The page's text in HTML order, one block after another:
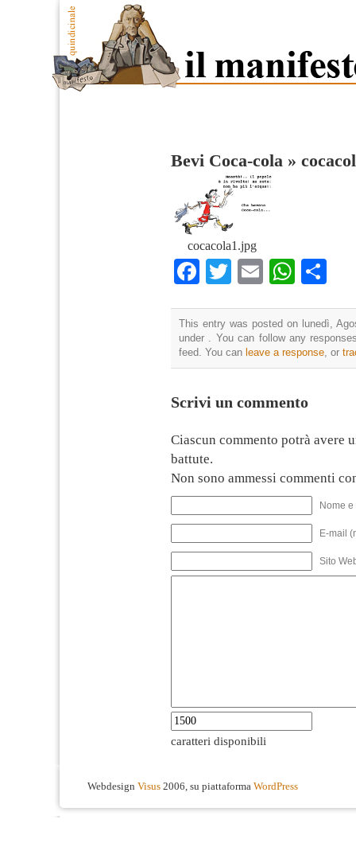
Bevi Coca-cola »
cocacola1.jpg
Facebook
TwitterEmail
This entry was posted on lunedì,
under . You can follow any
feed. You can leave a response, or
Scrivi un commento
Ciascun commento potrà avere
battute.
Non sono ammessi commenti
Nome
E-mail
Sito
caratteri disponibili
Webdesign Visus 2006, su piattaforma WordPress